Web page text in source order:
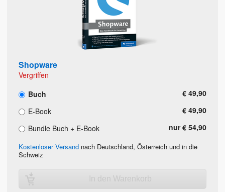
Shopware
Vergriffen
Buch
€ 49,90
E-Book
€ 49,90
Bundle Buch + E-Book
nur € 54,90
Kostenloser Versand nach Deutschland, Österreich und in die
Schweiz
In den Warenkorb